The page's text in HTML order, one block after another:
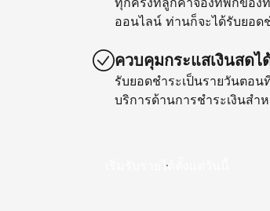
ออนไลน์ ท่านก็จะได้รับยอด
ควบคุมกระแสเงินสด
รับยอดชำระเป็นรายวันตอ
บริการด้านการชำระเงินสำ
เริ่มรับรายได้ตั้งแต่วันนี้